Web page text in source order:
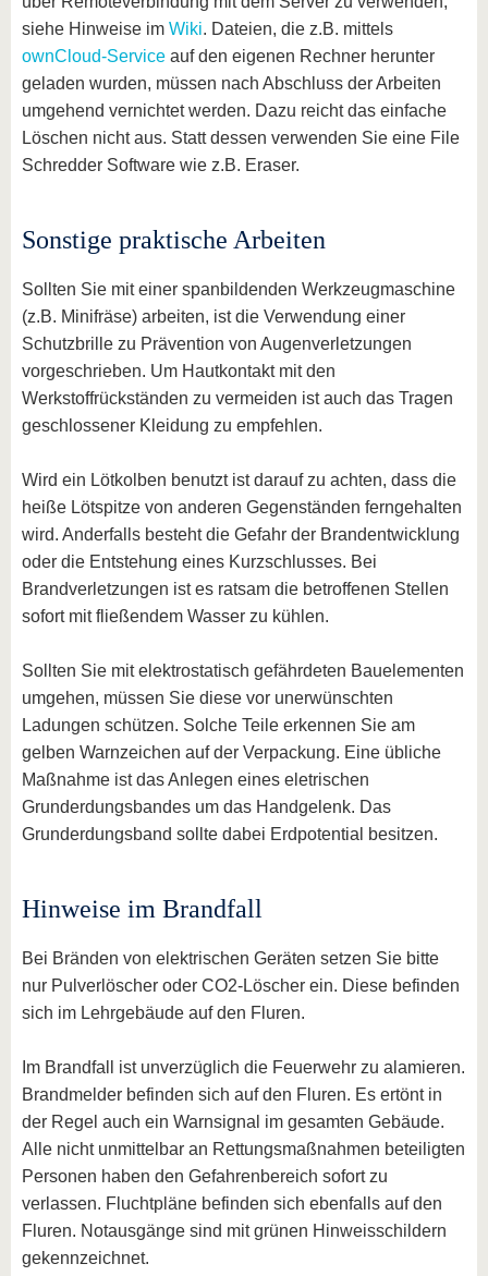
siehe Hinweise im Wiki. Dateien, die z.B. mittels
ownCloud-Service auf den eigenen Rechner herunter
geladen wurden, müssen nach Abschluss der Arbeiten
umgehend vernichtet werden. Dazu reicht das einfache
Löschen nicht aus. Statt dessen verwenden Sie eine File
Schredder Software wie z.B. Eraser.
Sonstige praktische Arbeiten
Sollten Sie mit einer spanbildenden Werkzeugmaschine
(z.B. Minifräse) arbeiten, ist die Verwendung einer
Schutzbrille zu Prävention von Augenverletzungen
vorgeschrieben. Um Hautkontakt mit den
Werkstoffrückständen zu vermeiden ist auch das Tragen
geschlossener Kleidung zu empfehlen.
Wird ein Lötkolben benutzt ist darauf zu achten, dass die
heiße Lötspitze von anderen Gegenständen ferngehalten
wird. Anderfalls besteht die Gefahr der Brandentwicklung
oder die Entstehung eines Kurzschlusses. Bei
Brandverletzungen ist es ratsam die betroffenen Stellen
sofort mit fließendem Wasser zu kühlen.
Sollten Sie mit elektrostatisch gefährdeten Bauelementen
umgehen, müssen Sie diese vor unerwünschten
Ladungen schützen. Solche Teile erkennen Sie am
gelben Warnzeichen auf der Verpackung. Eine übliche
Maßnahme ist das Anlegen eines eletrischen
Grunderdungsbandes um das Handgelenk. Das
Grunderdungsband sollte dabei Erdpotential besitzen.
Hinweise im Brandfall
Bei Bränden von elektrischen Geräten setzen Sie bitte
nur Pulverlöscher oder CO2-Löscher ein. Diese befinden
sich im Lehrgebäude auf den Fluren.
Im Brandfall ist unverzüglich die Feuerwehr zu alamieren.
Brandmelder befinden sich auf den Fluren. Es ertönt in
der Regel auch ein Warnsignal im gesamten Gebäude.
Alle nicht unmittelbar an Rettungsmaßnahmen beteiligten
Personen haben den Gefahrenbereich sofort zu
verlassen. Fluchtpläne befinden sich ebenfalls auf den
Fluren. Notausgänge sind mit grünen Hinweisschildern
gekennzeichnet.